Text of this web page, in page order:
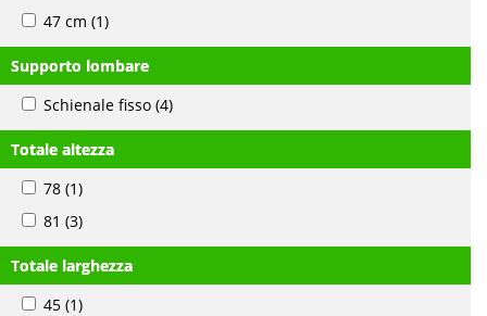
47 cm (1)
Supporto lombare
Schienale fisso (4)
Totale altezza
78 (1)
81 (3)
Totale larghezza
45 (1)